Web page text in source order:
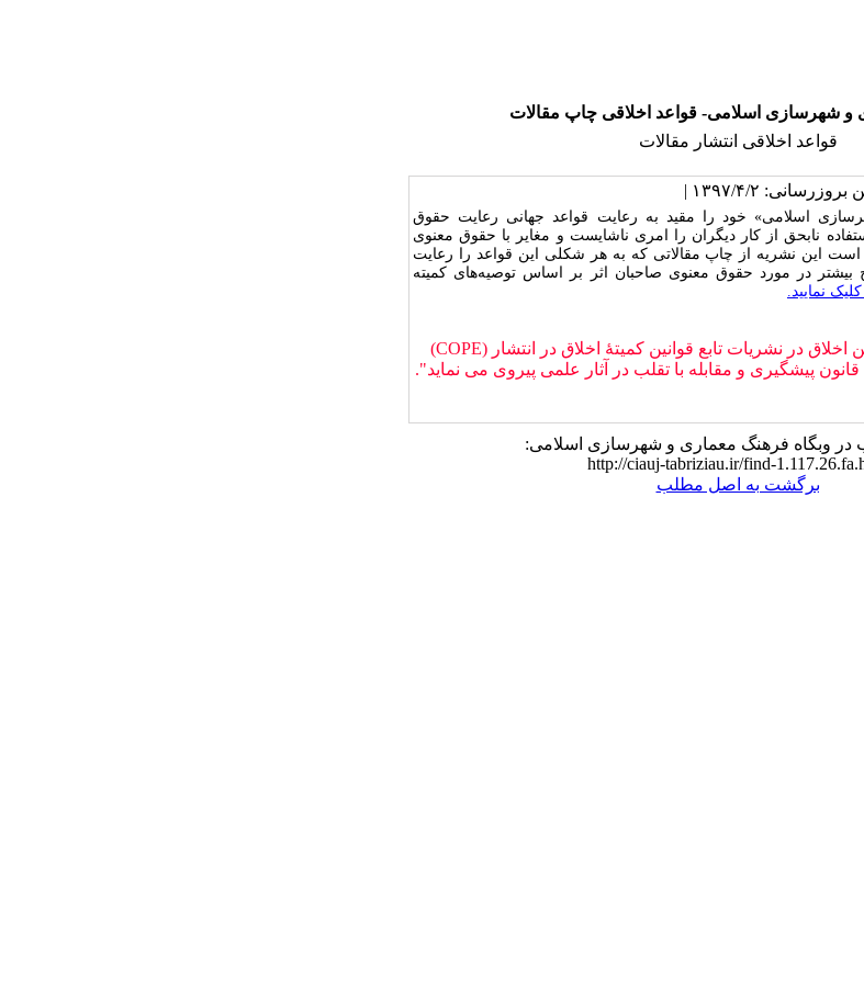
و شهرسازی اسلامی- قواعد اخلاقی چاپ مقالات
قواعد اخلاقی انتشار مقالات
۱۳۹۷/۴/۲ |
اسلامی» خود را مقید به رعایت قواعد جهانی رعایت حقوق
نابحق از کار دیگران را امری ناشایست و مغایر با حقوق معنوی
این نشریه از چاپ مقالاتی که به هر شکلی این قواعد را رعایت
بیشتر در مورد حقوق معنوی صاحبان اثر بر اساس توصیه‌های کمیته
کلیک نمایید.
"این نشریه با احترام به قوانین اخلاق در نشریات تابع قوانین کمیتۀ اخلاق در انتشار (COPE)
قانون پیشگیری و مقابله با تقلب در آثار علمی پیروی می نماید".
در وبگاه فرهنگ معماری و شهرسازی اسلامی:
http://ciauj-tabriziau.ir/find-
برگشت به اصل مطلب